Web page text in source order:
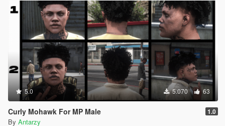
5.0 5.070 63
Curly Mohawk For MP Male 1.0
By Antarzy